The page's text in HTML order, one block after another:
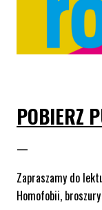
POBIERZ
—
Zapraszamy do
Homofobii,